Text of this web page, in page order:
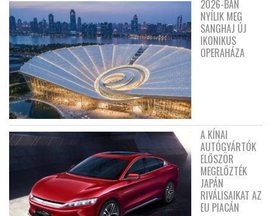
2026-BAN
NYÍLIK MEG
SANGHAJ ÚJ
IKONIKUS
OPERAHÁZA
A KÍNAI
AUTÓGYÁRTÓK
ELŐSZÖR
MEGELŐZTÉK
JAPÁN
RIVÁLISAIKAT AZ
EU PIACÁN